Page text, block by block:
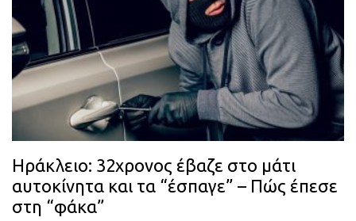
Ηράκλειο: 32χρονος έβαζε στο μάτι
αυτοκίνητα και τα “έσπαγε” – Πώς έπεσε
στη “φάκα”